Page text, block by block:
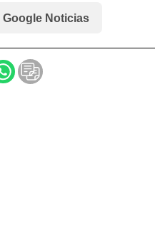
Google Noticias